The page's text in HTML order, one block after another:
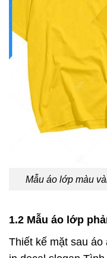
Mẫu áo lớp màu
1.2 Mẫu áo lớp
Thiết kế mặt sau